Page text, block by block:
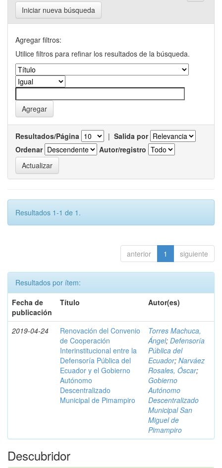
Iniciar nueva búsqueda
Agregar filtros:
Utilice filtros para refinar los resultados de la búsqueda.
Resultados/Página | Salida por
Ordenar
Autor/registro
Resultados 1-1 de 1.
anterior 1 siguiente
Resultados por ítem:
Fecha de
publicación
Título Autor(es)
2019-04-24
Renovación del Convenio
de Cooperación
Interinstitucional entre la
Defensoría Pública del
Ecuador y el Gobierno
Autónomo
Descentralizado
Municipal de Pimampiro
Torres Machuca,
Ángel; Defensoría
Pública del
Ecuador; Narváez
Rosales, Óscar;
Gobierno
Autónomo
Descentralizado
Municipal San
Miguel de
Pimampiro
Descubridor